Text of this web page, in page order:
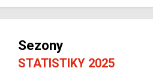
Sezony
STATISTIKY 2025